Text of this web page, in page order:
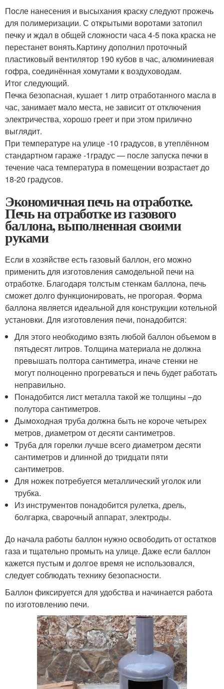
После нанесения и высыхания краску следуют прожечь
для полимеризации. С открытыми воротами затопил
печку и ждал в общей сложности часа 4-5 пока краска не
перестанет вонять.Картину дополнил проточный
пластиковый вентилятор 190 кубов в час, алюминиевая
гофра, соединённая хомутами к воздуховодам.
Итог следующий.
Печка безопасная, кушает 1 литр отработанного масла в
час, занимает мало места, не зависит от отключения
электричества, хорошо греет и при этом прилично
выглядит.
При температуре на улице -10 градусов, в утеплённом
стандартном гараже -1градус — после запуска печки в
течение часа температура в помещении возрастает до
18-20 градусов.
Экономичная печь на отработке.
Печь на отработке из газового
баллона, выполненная своими
руками
Если в хозяйстве есть газовый баллон, его можно
применить для изготовления самодельной печи на
отработке. Благодаря толстым стенкам баллона, печь
сможет долго функционировать, не прогорая. Форма
баллона является идеальной для конструкции котельной
установки. Для изготовления печи, понадобится:
Для этого необходимо взять любой баллон объемом в
пятьдесят литров. Толщина материала не должна
превышать полтора сантиметра, иначе стенки не
могут полноценно прогреваться и печь будет работать
неправильно.
Понадобится лист металла такой же толщины –до
полутора сантиметров.
Дымоходная труба должна быть не короче четырех
метров, диаметром от десяти сантиметров.
Труба для горелки лучше всего диаметром десяти
сантиметров и длинной до тридцати пяти
сантиметров.
Для ножек потребуется металлический уголок или
трубка.
Из инструментов понадобится рулетка, дрель,
болгарка, сварочный аппарат, электроды.
До начала работы баллон нужно освободить от остатков
газа и тщательно промыть на улице. Даже если баллон
кажется пустым и долгое время не использовался,
следует соблюдать технику безопасности.
Баллон фиксируется для удобства и начинается работа
по изготовлению печи.